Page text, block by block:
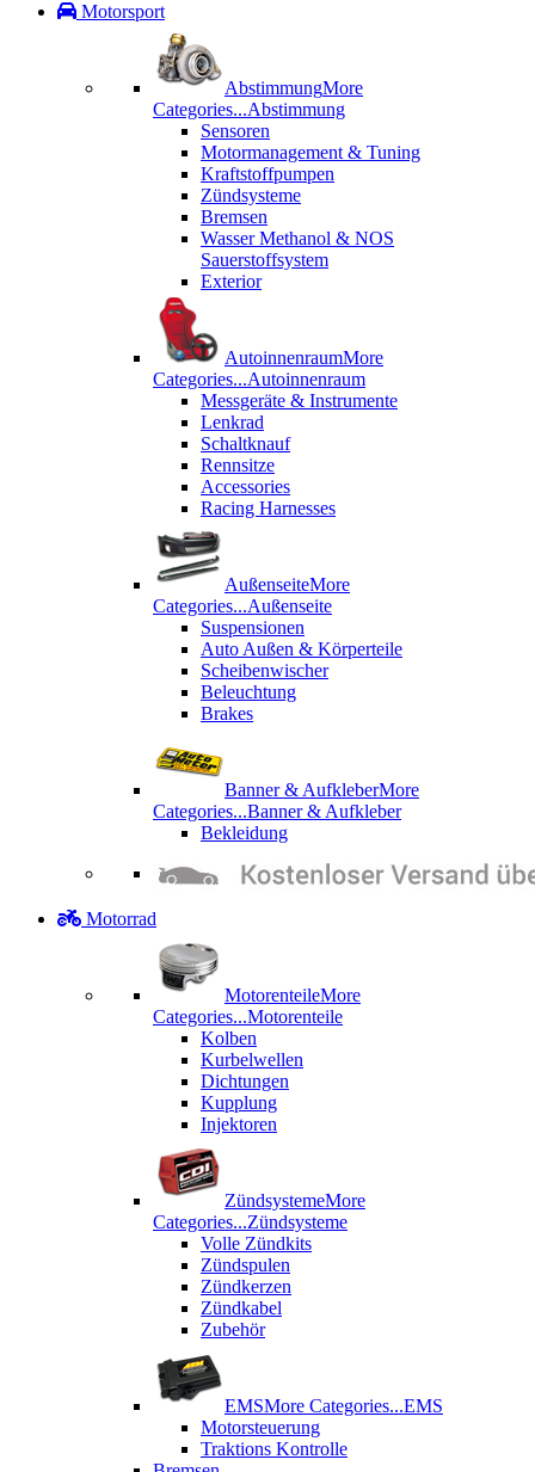
Motorsport
AbstimmungMore
Categories...Abstimmung
Sensoren
Motormanagement & Tuning
Kraftstoffpumpen
Zündsysteme
Bremsen
Wasser Methanol & NOS
Sauerstoffsystem
Exterior
AutoinnenraumMore
Categories...Autoinnenraum
Messgeräte & Instrumente
Lenkrad
Schaltknauf
Rennsitze
Accessories
Racing Harnesses
AußenseiteMore
Categories...Außenseite
Suspensionen
Auto Außen & Körperteile
Scheibenwischer
Beleuchtung
Brakes
Banner & AufkleberMore
Categories...Banner & Aufkleber
Bekleidung
Motorrad
MotorenteileMore
Categories...Motorenteile
Kolben
Kurbelwellen
Dichtungen
Kupplung
Injektoren
ZündsystemeMore
Categories...Zündsysteme
Volle Zündkits
Zündspulen
Zündkerzen
Zündkabel
Zubehör
EMSMore Categories...EMS
Motorsteuerung
Traktions Kontrolle